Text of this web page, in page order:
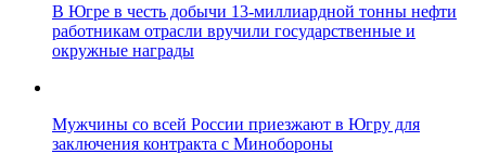
В Югре в честь добычи 13-миллиардной тонны нефти
работникам отрасли вручили государственные и
окружные награды
Мужчины со всей России приезжают в Югру для
заключения контракта с Минобороны